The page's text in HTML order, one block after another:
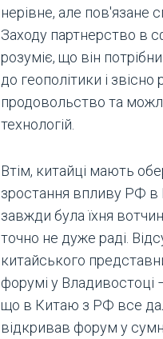
нерівне, але пов'язане
Заходу партнерство в
розуміє, що він
до геополітики і
продовольство та
технологій.
Втім, китайці мають
зростання впливу РФ в
завжди була їхня
точно не дуже раді.
китайського
форумі у Владивостоці
що в Китаю з РФ все
відкривав форум у